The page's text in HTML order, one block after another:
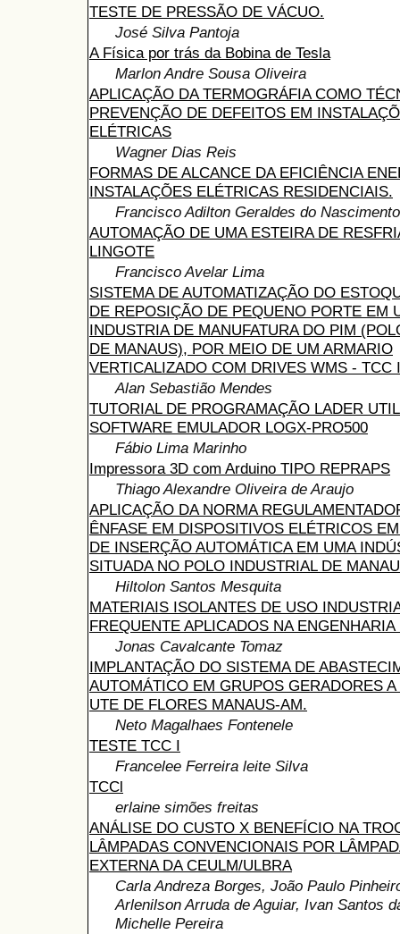
TESTE DE PRESSÃO DE VÁCUO.
José Silva Pantoja
A Física por trás da Bobina de Tesla
Marlon Andre Sousa Oliveira
APLICAÇÃO DA TERMOGRÁFIA COMO
PREVENÇÃO DE DEFEITOS EM
ELÉTRICAS
Wagner Dias Reis
FORMAS DE ALCANCE DA EFICIÊNCIA
INSTALAÇÕES ELÉTRICAS RESIDENCIAIS.
Francisco Adilton Geraldes do Nascimento
AUTOMAÇÃO DE UMA ESTEIRA DE
LINGOTE
Francisco Avelar Lima
SISTEMA DE AUTOMATIZAÇÃO DO
DE REPOSIÇÃO DE PEQUENO PORTE EM
INDUSTRIA DE MANUFATURA DO PIM
DE MANAUS), POR MEIO DE UM ARMARIO
VERTICALIZADO COM DRIVES WMS - TCC I
Alan Sebastião Mendes
TUTORIAL DE PROGRAMAÇÃO LADER
SOFTWARE EMULADOR LOGX-PRO500
Fábio Lima Marinho
Impressora 3D com Arduino TIPO REPRAPS
Thiago Alexandre Oliveira de Araujo
APLICAÇÃO DA NORMA
ÊNFASE EM DISPOSITIVOS ELÉTRICOS
DE INSERÇÃO AUTOMÁTICA EM UMA
SITUADA NO POLO INDUSTRIAL DE
Hiltolon Santos Mesquita
MATERIAIS ISOLANTES DE USO
FREQUENTE APLICADOS NA ENGENHARIA
Jonas Cavalcante Tomaz
IMPLANTAÇÃO DO SISTEMA DE
AUTOMÁTICO EM GRUPOS GERADORES
UTE DE FLORES MANAUS-AM.
Neto Magalhaes Fontenele
TESTE TCC I
Francelee Ferreira leite Silva
TCCl
erlaine simões freitas
ANÁLISE DO CUSTO X BENEFÍCIO NA
LÂMPADAS CONVENCIONAIS POR
EXTERNA DA CEULM/ULBRA
Carla Andreza Borges, João Paulo
Arlenilson Arruda de Aguiar, Ivan Santos
Michelle Pereira